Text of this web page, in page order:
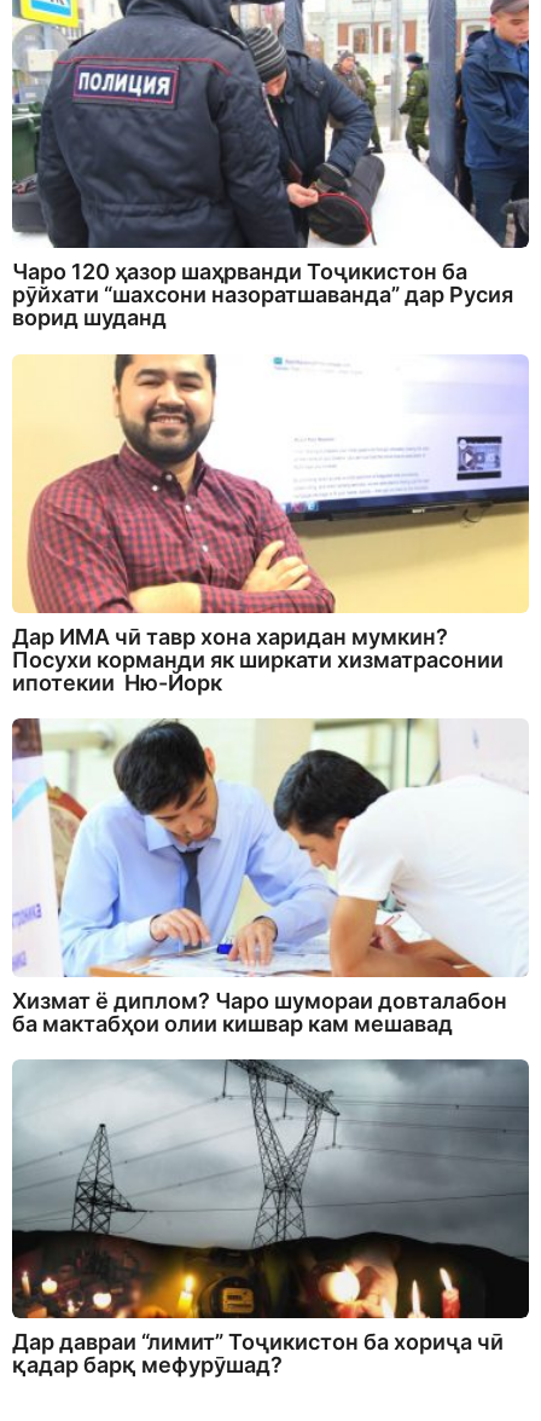
Чаро 120 ҳазор шаҳрванди Тоҷикистон ба
рӯйхати “шахсони назоратшаванда” дар Русия
ворид шуданд
Дар ИМА чӣ тавр хона харидан мумкин?
Посухи корманди як ширкати хизматрасонии
ипотекии Ню-Йорк
Хизмат ё диплом? Чаро шумораи довталабон
ба мактабҳои олии кишвар кам мешавад
Дар давраи “лимит” Тоҷикистон ба хориҷа чӣ
қадар барқ мефурӯшад?